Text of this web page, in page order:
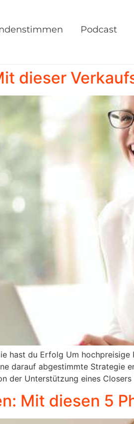
Podcast
dieser
hast du Erfolg Um
darauf abgestimmte Strategie
der Unterstützung eines
Mit diesen 5